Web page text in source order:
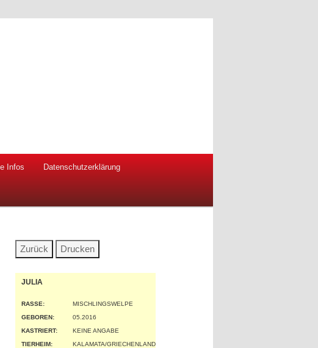
Infos Datenschutzerklärung
JULIA
RASSE:
MISCHLINGSWELPE
GEBOREN:
05.2016
KASTRIERT:
KEINE ANGABE
TIERHEIM:
KALAMATA/GRIECHENLAND